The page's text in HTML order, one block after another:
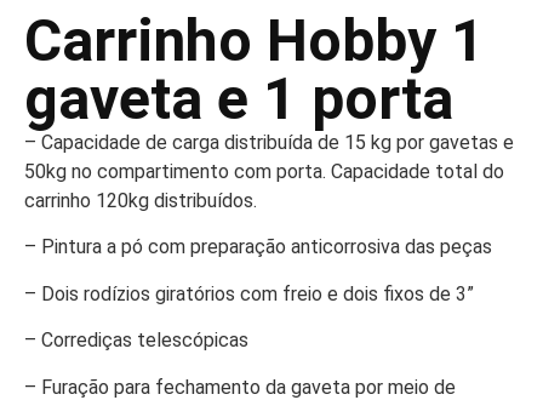
Carrinho Hobby 1
gaveta e 1 porta
– Capacidade de carga distribuída de 15 kg por gavetas e
50kg no compartimento com porta. Capacidade total do
carrinho 120kg distribuídos.
– Pintura a pó com preparação anticorrosiva das peças
– Dois rodízios giratórios com freio e dois fixos de 3”
– Corrediças telescópicas
– Furação para fechamento da gaveta por meio de